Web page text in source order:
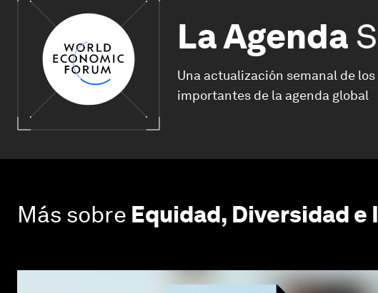
La Agenda
Una actualización semanal de
importantes de la agenda global
Más sobre Equidad, Diversidad e